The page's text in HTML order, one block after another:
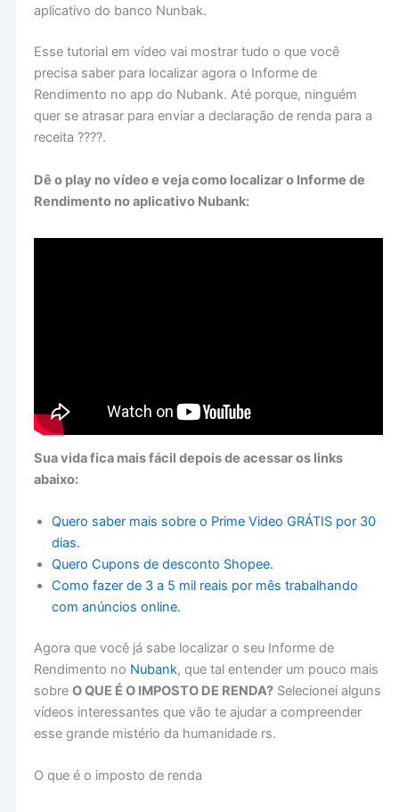
aplicativo do banco Nunbak.
Esse tutorial em vídeo vai mostrar tudo o que você
precisa saber para localizar agora o Informe de
Rendimento no app do Nubank. Até porque, ninguém
quer se atrasar para enviar a declaração de renda para a
receita ????.
Dê o play no vídeo e veja como localizar o Informe de
Rendimento no aplicativo Nubank:
Sua vida fica mais fácil depois de acessar os links
abaixo:
Quero saber mais sobre o Prime Video GRÁTIS por 30
dias.
Quero Cupons de desconto Shopee.
Como fazer de 3 a 5 mil reais por mês trabalhando
com anúncios online.
Agora que você já sabe localizar o seu Informe de
Rendimento no Nubank, que tal entender um pouco mais
sobre O QUE É O IMPOSTO DE RENDA?Selecionei alguns
vídeos interessantes que vão te ajudar a compreender
esse grande mistério da humanidade rs.
O que é o imposto de renda